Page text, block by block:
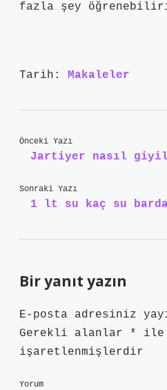
fazla şey
Tarih: Makaleler
Önceki Yazı
Jartiyer nasıl
Sonraki Yazı
1 lt su kaç su
Bir yanıt yazın
E-posta adresiniz
Gerekli alanlar
*
ile
işaretlenmişlerdir
Yorum